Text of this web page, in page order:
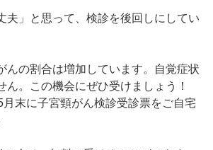
夫」と思って、検診を後回しにしてい
んの割合は増加しています。自覚症状
ん。この機会にぜひ受けましょう！
末に子宮頸がん検診受診票をご自宅